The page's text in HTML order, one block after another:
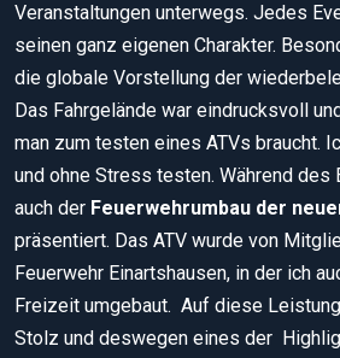
Veranstaltungen unterwegs. Jedes
seinen ganz eigenen Charakter.
die globale Vorstellung der
Das Fahrgelände war eindrucksvoll
man zum testen eines ATVs braucht.
und ohne Stress testen. Während des
auch der Feuerwehrumbau der
präsentiert. Das ATV wurde von
Feuerwehr Einartshausen, in der ich
Freizeit umgebaut. Auf diese
Stolz und deswegen eines der